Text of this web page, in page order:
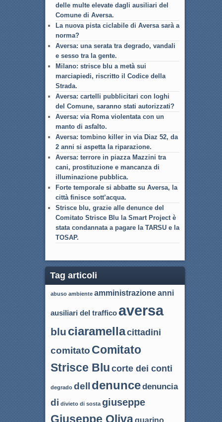
delle multe elevate dagli ausiliari del
Comune di Aversa.
La nuova pista ciclabile di Aversa sarà a
norma?
Aversa: una serata tra degrado, vandali
e sesso tra la gente.
Milano: strisce blu a metà sui
marciapiedi, riscritto il Codice della
Strada.
Aversa: cartelli pubblicitari con loghi
del Comune, saranno stati autorizzati?
Aversa: via Roma violentata con un
manto di asfalto.
Aversa: tombino killer in via Diaz 52, da
2 anni si aspetta la riparazione.
Aversa: terrore in piazza Mazzini tra
cani, prostituzione e mancanza di
illuminazione pubblica.
Forte temporale si abbatte su Aversa, la
città finisce sott’acqua.
Strisce blu, grazie alle denunce del
Comitato Strisce Blu la Smart Project è
stata condannata a pagare la TARSU e la
TOSAP.
Tag articoli
abuso ambiente amministrazioneanni
ausiliari del trafficoaversa
blu ciaramellacittadini
comitato Comitato
Strisce Blu corte dei conti
degrado dell denuncedenuncia
di divieto di sosta giuseppe
Giuseppe Oliva